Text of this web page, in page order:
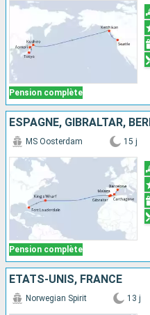
Pension complète
Pension complète
MS Oosterdam 15 j
ÉTATS-UNIS, FRANCE
Norwegian Spirit 13 j